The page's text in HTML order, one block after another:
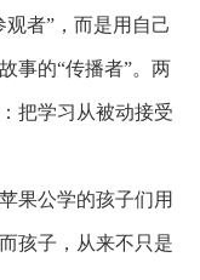
者”，而是用自己
事的“传播者”。两
把学习从被动接受
公学的孩子们用
孩子，从来不只是